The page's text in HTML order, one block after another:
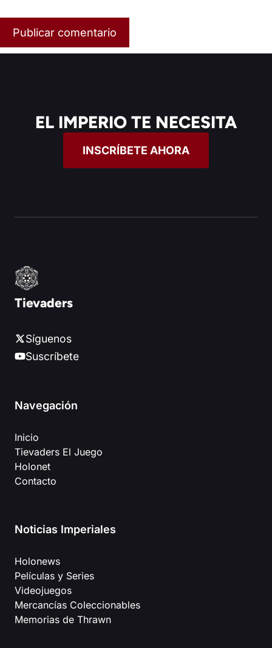
EL IMPERIO TE NECESITA
INSCRÍBETE AHORA
Tievaders
Síguenos
Suscríbete
Navegación
Inicio
Tievaders El Juego
Holonet
Contacto
Noticias Imperiales
Holonews
Películas y Series
Videojuegos
Mercancías Coleccionables
Memorias de Thrawn